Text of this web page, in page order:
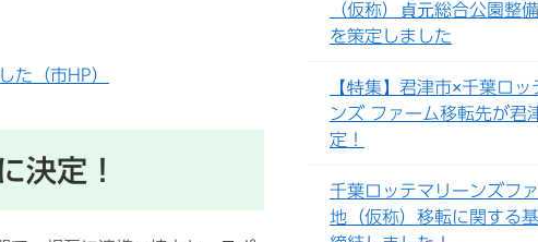
た（市HP）
決定！
（仮称）貞元総合公園整
を策定しました
【特集】君津市×千葉ロッ
ンズ ファーム移転先が君
定！
千葉ロッテマリーンズフ
地（仮称）移転に関する